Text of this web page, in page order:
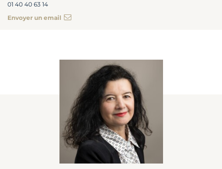
01 40 40 63 14
Envoyer un email